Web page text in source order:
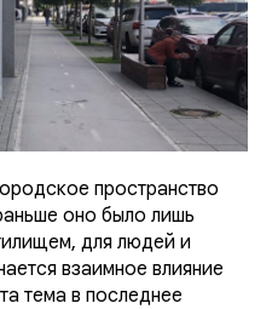
пространство
оно было лишь
для людей и
взаимное влияние
тема в последнее